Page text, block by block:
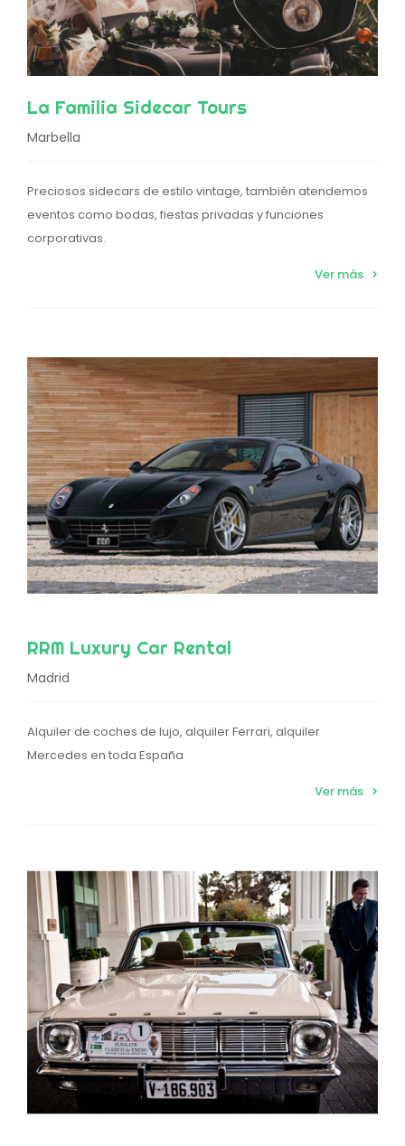
La Familia Sidecar Tours
Marbella
Preciosos sidecars de estilo vintage, también atendemos
eventos como bodas, fiestas privadas y funciones
corporativas.
Ver más
RRM Luxury Car Rental
Madrid
Alquiler de coches de lujo, alquiler Ferrari, alquiler
Mercedes en toda España
Ver más